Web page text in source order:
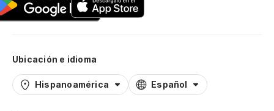
Ubicación e idioma
Hispanoamérica Español